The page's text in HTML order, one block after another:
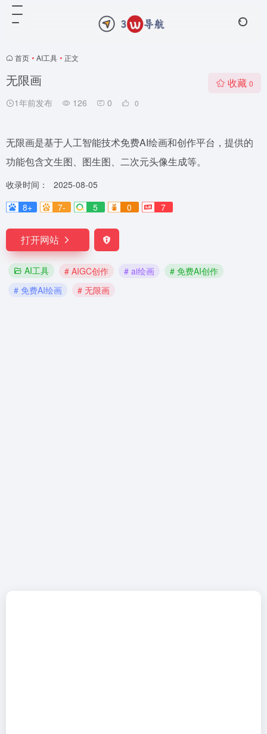
首页 • AI工具 • 正文
无限画
1年前发布 126 0 0
收藏 0
无限画是基于人工智能技术免费AI绘画和创作平台，提供的
功能包含文生图、图生图、二次元头像生成等。
收录时间：
2025-08-05
8+
7- 5 0 7
打开网站
AI工具 # AIGC创作 # ai绘画
# 免费AI创作
# 免费AI绘画
# 无限画